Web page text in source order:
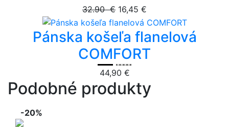
32.90 € 16,45 €
Pánska košeľa flanelová
COMFORT
44,90 €
Podobné produkty
-20%